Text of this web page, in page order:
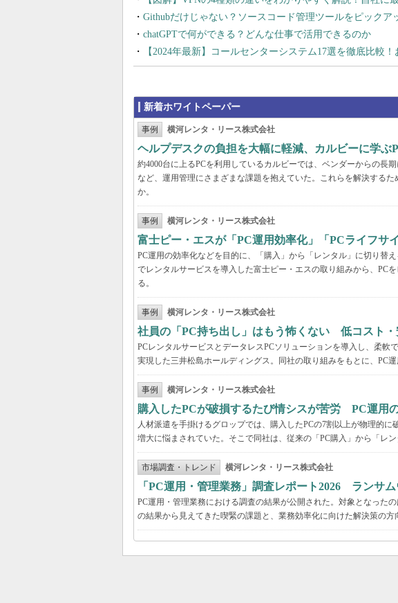
Githubだけじゃない？ソースコード管理ツールをピックア
chatGPTで何ができる？どんな仕事で活用できるのか
【2024年最新】コールセンターシステム17選を徹底比較
新着ホワイトペーパー
事例 横河レンタ・リース株式会社
ヘルプデスクの負担を大幅に軽減、カルビーに学ぶ
約4000台に上るPCを利用しているカルビーでは、ベンダーからの長
など、運用管理にさまざまな課題を抱えていた。これらを解決する
か。
事例 横河レンタ・リース株式会社
富士ピー・エスが「PC運用効率化」「PCライフサ
PC運用の効率化などを目的に、「購入」から「レンタル」に切り替
でレンタルサービスを導入した富士ピー・エスの取り組みから、PC
る。
事例 横河レンタ・リース株式会社
社員の「PC持ち出し」はもう怖くない 低コスト
PCレンタルサービスとデータレスPCソリューションを導入し、柔軟
実現した三井松島ホールディングス。同社の取り組みをもとに、PC
事例 横河レンタ・リース株式会社
購入したPCが破損するたび情シスが苦労 PC運用
人材派遣を手掛けるグロップでは、購入したPCの7割以上が物理的
増大に悩まされていた。そこで同社は、従来の「PC購入」から「レ
市場調査・トレンド 横河レンタ・リース株式会社
「PC運用・管理業務」調査レポート2026 ランサ
PC運用・管理業務における調査の結果が公開された。対象となった
の結果から見えてきた喫緊の課題と、業務効率化に向けた解決策の方